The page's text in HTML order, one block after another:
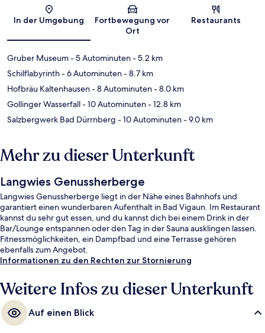
Karte
In der Umgebung
Fortbewegung vor
Ort
Restaurants
Gruber Museum- 5 Autominuten- 5.2 km
Schilflabyrinth- 6 Autominuten- 8.7 km
Hofbräu Kaltenhausen- 8 Autominuten- 8.0 km
Gollinger Wasserfall- 10 Autominuten- 12.8 km
Salzbergwerk Bad Dürrnberg - 10 Autominuten- 9.0 km
Mehr zu dieser Unterkunft
Langwies Genussherberge
Langwies Genussherberge liegt in der Nähe eines Bahnhofs und
garantiert einen wunderbaren Aufenthalt in Bad Vigaun. Im Restaurant
kannst du sehr gut essen, und du kannst dich bei einem Drink in der
Bar/Lounge entspannen oder den Tag in der Sauna ausklingen lassen.
Fitnessmöglichkeiten, ein Dampfbad und eine Terrasse gehören
ebenfalls zum Angebot.
Informationen zu den Rechten zur Stornierung
Weitere Infos zu dieser Unterkunft
Auf einen Blick